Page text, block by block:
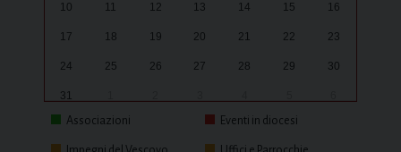
10 11 12 13 14 15 16
17 18 19 20 21 22 23
24 25 26 27 28 29 30
31
Associazioni
Eventi in diocesi